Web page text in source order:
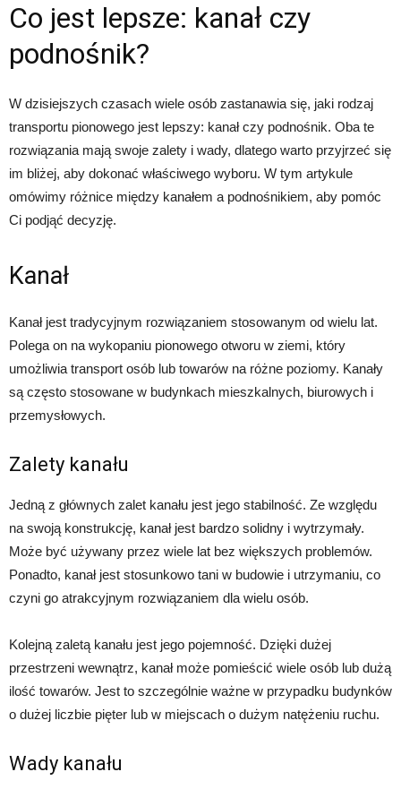
Co jest lepsze: kanał czy
podnośnik?
W dzisiejszych czasach wiele osób zastanawia się, jaki rodzaj
transportu pionowego jest lepszy: kanał czy podnośnik. Oba te
rozwiązania mają swoje zalety i wady, dlatego warto przyjrzeć się
im bliżej, aby dokonać właściwego wyboru. W tym artykule
omówimy różnice między kanałem a podnośnikiem, aby pomóc
Ci podjąć decyzję.
Kanał
Kanał jest tradycyjnym rozwiązaniem stosowanym od wielu lat.
Polega on na wykopaniu pionowego otworu w ziemi, który
umożliwia transport osób lub towarów na różne poziomy. Kanały
są często stosowane w budynkach mieszkalnych, biurowych i
przemysłowych.
Zalety kanału
Jedną z głównych zalet kanału jest jego stabilność. Ze względu
na swoją konstrukcję, kanał jest bardzo solidny i wytrzymały.
Może być używany przez wiele lat bez większych problemów.
Ponadto, kanał jest stosunkowo tani w budowie i utrzymaniu, co
czyni go atrakcyjnym rozwiązaniem dla wielu osób.
Kolejną zaletą kanału jest jego pojemność. Dzięki dużej
przestrzeni wewnątrz, kanał może pomieścić wiele osób lub dużą
ilość towarów. Jest to szczególnie ważne w przypadku budynków
o dużej liczbie pięter lub w miejscach o dużym natężeniu ruchu.
Wady kanału